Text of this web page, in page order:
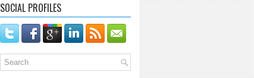
SOCIAL PROFILES